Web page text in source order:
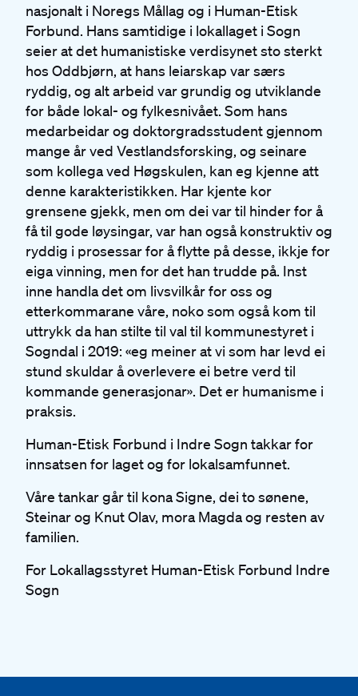
nasjonalt i Noregs Mållag og i Human-Etisk
Forbund. Hans samtidige i lokallaget i Sogn
seier at det humanistiske verdisynet sto sterkt
hos Oddbjørn, at hans leiarskap var særs
ryddig, og alt arbeid var grundig og utviklande
for både lokal- og fylkesnivået. Som hans
medarbeidar og doktorgradsstudent gjennom
mange år ved Vestlandsforsking, og seinare
som kollega ved Høgskulen, kan eg kjenne att
denne karakteristikken. Har kjente kor
grensene gjekk, men om dei var til hinder for å
få til gode løysingar, var han også konstruktiv og
ryddig i prosessar for å flytte på desse, ikkje for
eiga vinning, men for det han trudde på. Inst
inne handla det om livsvilkår for oss og
etterkommarane våre, noko som også kom til
uttrykk da han stilte til val til kommunestyret i
Sogndal i 2019: «eg meiner at vi som har levd ei
stund skuldar å overlevere ei betre verd til
kommande generasjonar». Det er humanisme i
praksis.
Human-Etisk Forbund i Indre Sogn takkar for
innsatsen for laget og for lokalsamfunnet.
Våre tankar går til kona Signe, dei to sønene,
Steinar og Knut Olav, mora Magda og resten av
familien.
For Lokallagsstyret Human-Etisk Forbund Indre
Sogn